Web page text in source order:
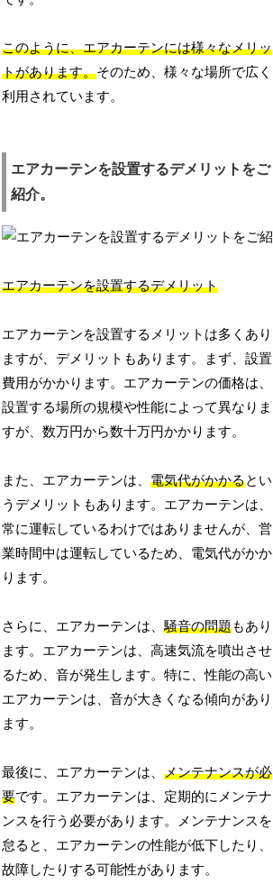
このように、エアカーテンには様々なメリッ
トがあります。そのため、様々な場所で広く
利用されています。
エアカーテンを設置するデメリットをご
紹介。
エアカーテンを設置するデメリット
エアカーテンを設置するメリットは多くあり
ますが、デメリットもあります。まず、設置
費用がかかります。エアカーテンの価格は、
設置する場所の規模や性能によって異なりま
すが、数万円から数十万円かかります。
また、エアカーテンは、電気代がかかるとい
うデメリットもあります。エアカーテンは、
常に運転しているわけではありませんが、営
業時間中は運転しているため、電気代がかか
ります。
さらに、エアカーテンは、騒音の問題もあり
ます。エアカーテンは、高速気流を噴出させ
るため、音が発生します。特に、性能の高い
エアカーテンは、音が大きくなる傾向があり
ます。
最後に、エアカーテンは、メンテナンスが必
要です。エアカーテンは、定期的にメンテナ
ンスを行う必要があります。メンテナンスを
怠ると、エアカーテンの性能が低下したり、
故障したりする可能性があります。